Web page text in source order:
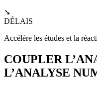
➘
DÉLAIS
Accélère les études et la
COUPLER
L’ANALYSE